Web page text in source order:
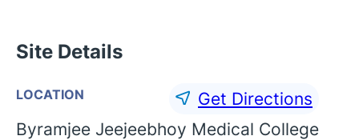
Site Details
LOCATION
Byramjee Jeejeebhoy Medical College
Get Directions